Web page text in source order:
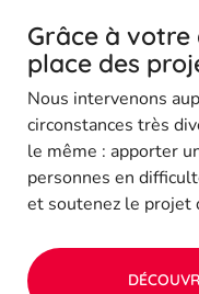
Grâce à votre
place des
Nous intervenons
circonstances très
le même : apporter
personnes en
et soutenez le projet